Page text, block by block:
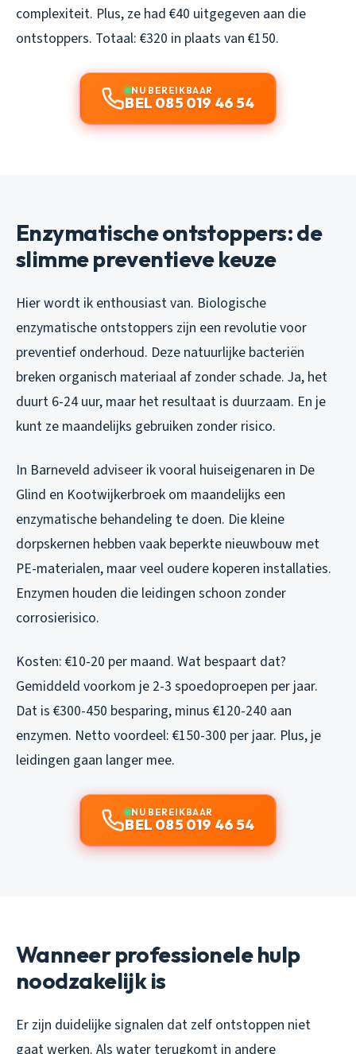
complexiteit. Plus, ze had €40 uitgegeven aan die
ontstoppers. Totaal: €320 in plaats van €150.
NU BEREIKBAAR
BEL 085 019 46 54
Enzymatische ontstoppers: de
slimme preventieve keuze
Hier wordt ik enthousiast van. Biologische
enzymatische ontstoppers zijn een revolutie voor
preventief onderhoud. Deze natuurlijke bacteriën
breken organisch materiaal af zonder schade. Ja, het
duurt 6-24 uur, maar het resultaat is duurzaam. En je
kunt ze maandelijks gebruiken zonder risico.
In Barneveld adviseer ik vooral huiseigenaren in De
Glind en Kootwijkerbroek om maandelijks een
enzymatische behandeling te doen. Die kleine
dorpskernen hebben vaak beperkte nieuwbouw met
PE-materialen, maar veel oudere koperen installaties.
Enzymen houden die leidingen schoon zonder
corrosierisico.
Kosten: €10-20 per maand. Wat bespaart dat?
Gemiddeld voorkom je 2-3 spoedoproepen per jaar.
Dat is €300-450 besparing, minus €120-240 aan
enzymen. Netto voordeel: €150-300 per jaar. Plus, je
leidingen gaan langer mee.
NU BEREIKBAAR
BEL 085 019 46 54
Wanneer professionele hulp
noodzakelijk is
Er zijn duidelijke signalen dat zelf ontstoppen niet
gaat werken. Als water terugkomt in andere